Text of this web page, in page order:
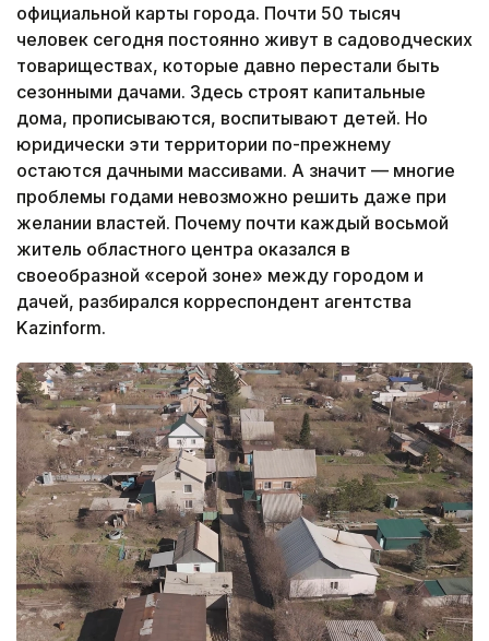
официальной карты города. Почти 50 тысяч
человек сегодня постоянно живут в садоводческих
товариществах, которые давно перестали быть
сезонными дачами. Здесь строят капитальные
дома, прописываются, воспитывают детей. Но
юридически эти территории по-прежнему
остаются дачными массивами. А значит — многие
проблемы годами невозможно решить даже при
желании властей. Почему почти каждый восьмой
житель областного центра оказался в
своеобразной «серой зоне» между городом и
дачей, разбирался корреспондент агентства
Kazinform.